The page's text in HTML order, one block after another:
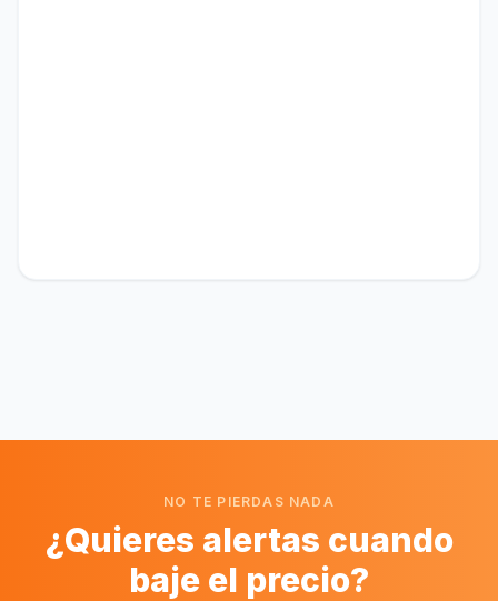
NO TE PIERDAS NADA
¿Quieres alertas cuando
baje el precio?